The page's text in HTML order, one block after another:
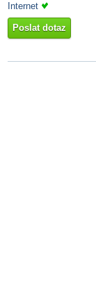
Internet
Poslat dotaz